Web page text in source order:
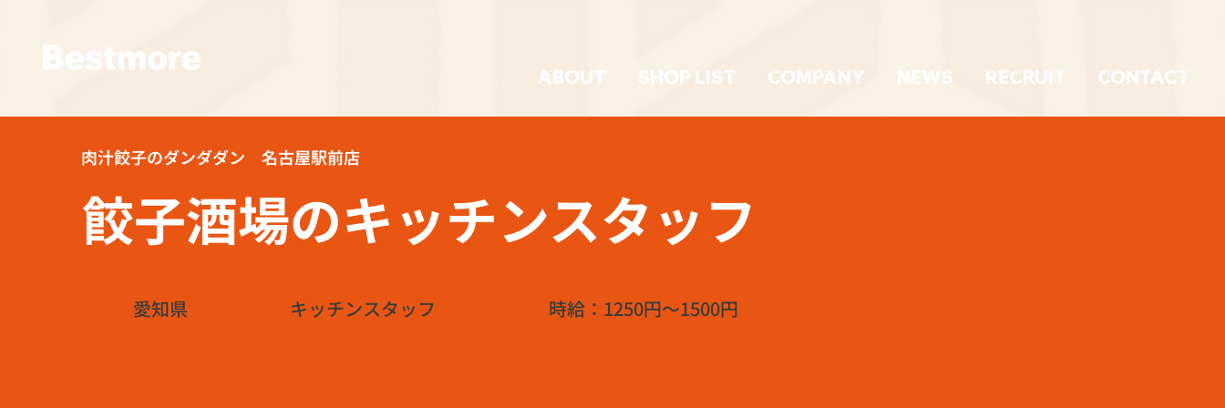
ABOUT SHOP LIST COMPANY NEWS RECRUIT CONTACT
肉汁餃子のダンダダン 名古屋駅前店
餃子酒場のキッチンスタッフ
愛知県 キッチンスタッフ 時給：1250円～1500円